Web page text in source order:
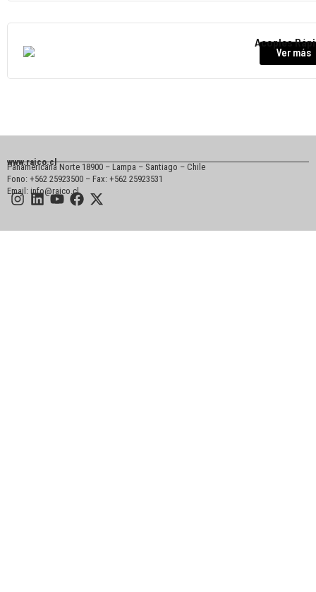
Acoples
Ver más
www.raico.cl
Panamericana Norte 18900 – Lampa – Santiago – Chile
Fono: +562 25923500 – Fax: +562 25923531
Email: info@raico.cl